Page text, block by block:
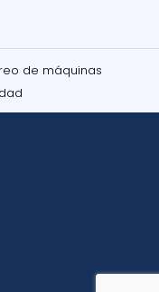
de máquinas